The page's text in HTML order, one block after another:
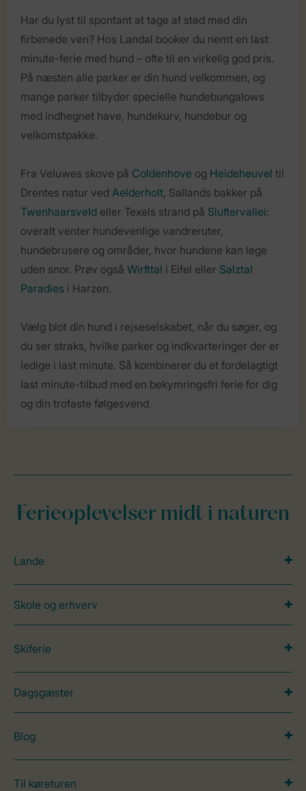
Har du lyst til spontant at tage af sted med din
firbenede ven? Hos Landal booker du nemt en last
minute-ferie med hund – ofte til en virkelig god pris.
På næsten alle parker er din hund velkommen, og
mange parker tilbyder specielle hundebungalows
med indhegnet have, hundekurv, hundebur og
velkomstpakke.
Fra Veluwes skove på Coldenhove og Heideheuvel til
Drentes natur ved Aelderholt, Sallands bakker på
Twenhaarsveld eller Texels strand på Sluftervallei:
overalt venter hundevenlige vandreruter,
hundebrusere og områder, hvor hundene kan lege
uden snor. Prøv også Wirfttal i Eifel eller Salztal
Paradies i Harzen.
Vælg blot din hund i rejseselskabet, når du søger, og
du ser straks, hvilke parker og indkvarteringer der er
ledige i last minute. Så kombinerer du et fordelagtigt
last minute-tilbud med en bekymringsfri ferie for dig
og din trofaste følgesvend.
Ferieoplevelser midt i naturen
Lande
Skole og erhverv
Skiferie
Dagsgæster
Blog
Til køreturen